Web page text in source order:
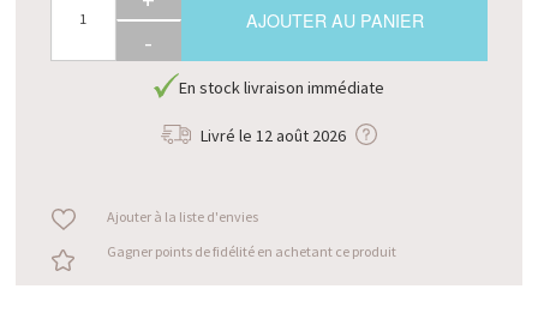
-
AJOUTER AU PANIER
En stock livraison immédiate
Livré le 12 août 2026
Ajouter à la liste d'envies
Gagner points de fidélité en achetant ce produit